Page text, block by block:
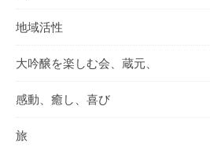
地域活性
大吟醸を楽しむ会、蔵元、
感動、癒し、喜び
旅